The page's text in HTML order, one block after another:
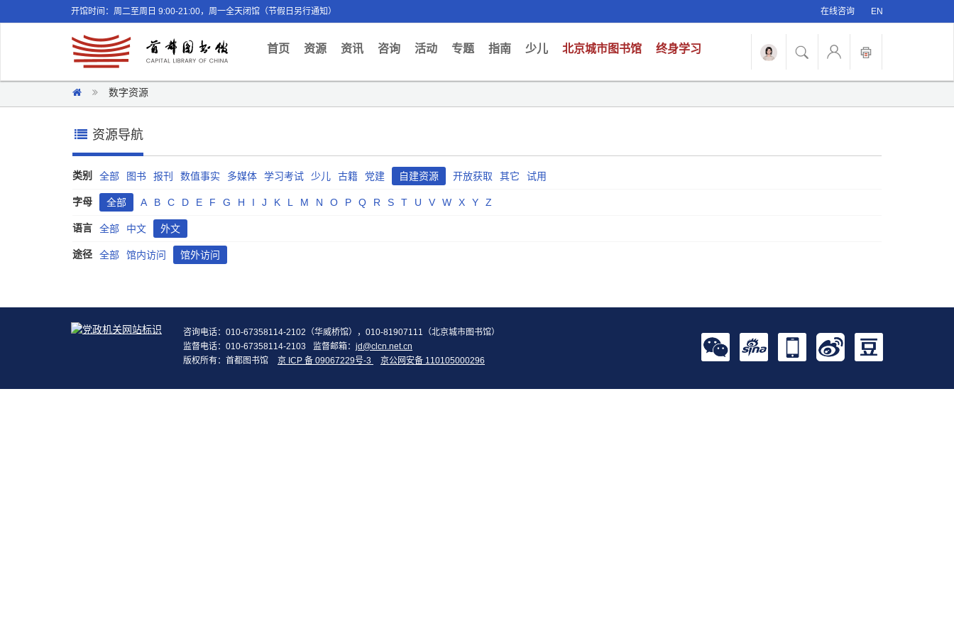
开馆时间：周二至周日 9:00-21:00，周一全天闭馆（节假日另行通知） 在线咨询 EN
首页(current)
资源 资讯 咨询 活动 专题 指南 少儿 北京城市图书馆 终身学习
数字资源
资源导航
类别 全部 图书 报刊 数值事实 多媒体 学习考试 少儿 古籍 党建 自建资源 开放获取 其它 试用
字母 全部 A B C D E F G H I J K L M N O P Q R S T U V W X Y Z
语言 全部 中文 外文
途径 全部 馆内访问 馆外访问
咨询电话：010-67358114-2102（华威桥馆），010-81907111（北京城市图书馆）
监督电话：010-67358114-2103
监督邮箱： jd@clcn.net.cn
版权所有：首都图书馆
京 ICP 备 09067229号-3 京公网安备 110105000296